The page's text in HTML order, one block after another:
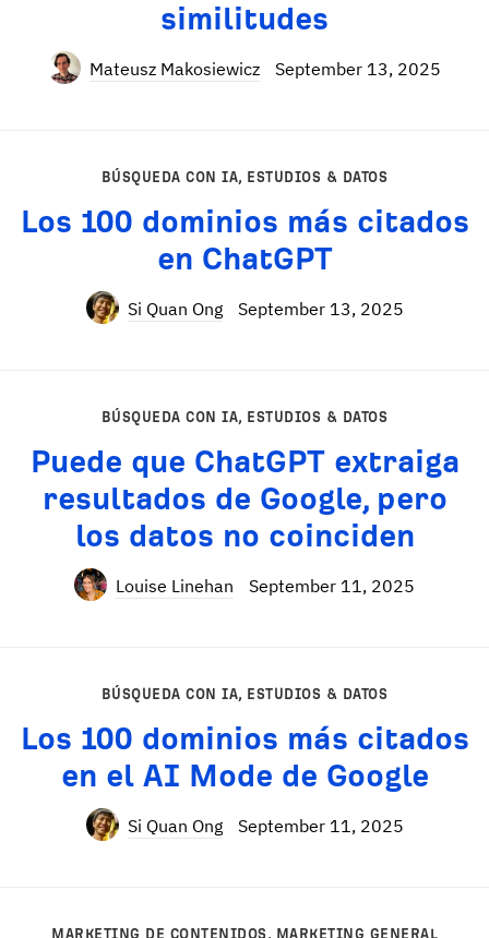
similitudes
Mateusz Makosiewicz September 13, 2025
BÚSQUEDA CON IA, ESTUDIOS & DATOS
Los 100 dominios más citados
en ChatGPT
Si Quan Ong September 13, 2025
BÚSQUEDA CON IA, ESTUDIOS & DATOS
Puede que ChatGPT extraiga
resultados de Google, pero
los datos no coinciden
Louise Linehan September 11, 2025
BÚSQUEDA CON IA, ESTUDIOS & DATOS
Los 100 dominios más citados
en el AI Mode de Google
Si Quan Ong September 11, 2025
MARKETING DE CONTENIDOS , MARKETING GENERAL